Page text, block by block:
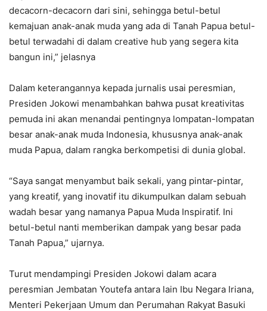
decacorn-decacorn dari sini, sehingga betul-betul
kemajuan anak-anak muda yang ada di Tanah Papua betul-
betul terwadahi di dalam creative hub yang segera kita
bangun ini,” jelasnya
Dalam keterangannya kepada jurnalis usai peresmian,
Presiden Jokowi menambahkan bahwa pusat kreativitas
pemuda ini akan menandai pentingnya lompatan-lompatan
besar anak-anak muda Indonesia, khususnya anak-anak
muda Papua, dalam rangka berkompetisi di dunia global.
“Saya sangat menyambut baik sekali, yang pintar-pintar,
yang kreatif, yang inovatif itu dikumpulkan dalam sebuah
wadah besar yang namanya Papua Muda Inspiratif. Ini
betul-betul nanti memberikan dampak yang besar pada
Tanah Papua,” ujarnya.
Turut mendampingi Presiden Jokowi dalam acara
peresmian Jembatan Youtefa antara lain Ibu Negara Iriana,
Menteri Pekerjaan Umum dan Perumahan Rakyat Basuki